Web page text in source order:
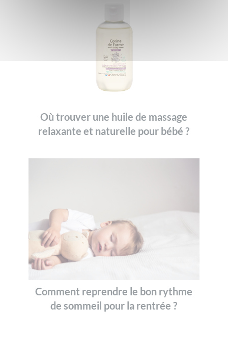
Où trouver une huile de massage
relaxante et naturelle pour bébé ?
Comment reprendre le bon rythme
de sommeil pour la rentrée ?